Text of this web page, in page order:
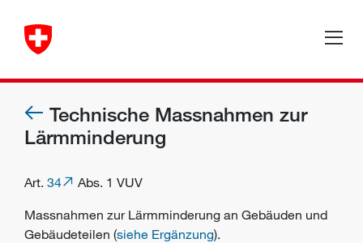
Technische Massnahmen zur
Lärmminderung
Art. 34
Abs. 1 VUV
Massnahmen zur Lärmminderung an Gebäuden und
Gebäudeteilen (siehe Ergänzung).